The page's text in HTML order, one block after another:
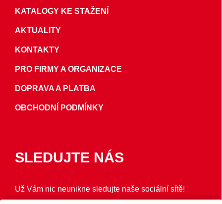
KATALOGY KE STAŽENÍ
AKTUALITY
KONTAKTY
PRO FIRMY A ORGANIZACE
DOPRAVA A PLATBA
OBCHODNÍ PODMÍNKY
SLEDUJTE NÁS
Už Vám nic neunikne sledujte naše sociální sítě!